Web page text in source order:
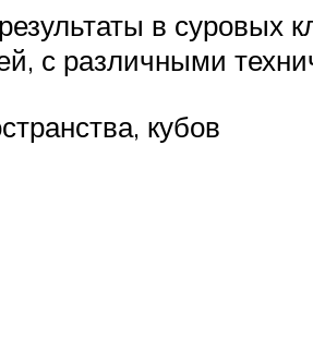
в суровых
с различными
кубов